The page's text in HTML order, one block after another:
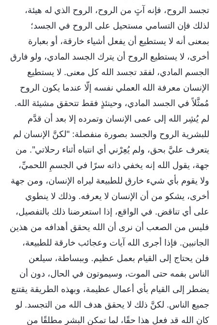
تجسد الروح، فإنه آتٍ من الروح، الروح الذي له هيئة،
لذلك فإن التسامي مستحيل على الروح في الجسد؛
بمعنى أنه لا يستطيع أن يفعل أشياء خارقة، أو بعبارة
أخرى، لا يستطيع الروح أن يترك الجسد المادي، ولو فارق
الجسم المادي، لفقد تجسد الله كل معنى. لا يستطيع
الإنسان معرفة الله العملي نفسه إلّا عندما يكون الروح
مُمثَّلاً في الجسد المادي، وحينئذٍ فقط تتحقق مشيئة الله.
لم يُشِر الله إلى عمى الإنسان وتمرده إلا بعد أن قدَّم
للبشرية الروح والجسد بصورة منفصلة: "لكنَّ الإنسان لم
يتعرف عليَّ بحق، ولم يُعِرْني أي انتباه أثناء رحلاتي". من
جهة، يقول الله إنه يخفي ذاته سرًا في الجسمِ اللحميِّ،
ولا يقوم بأي شيء خارق للطبيعة ليراه الإنسان، ومن جهة
أخرى، يشكو من أن الإنسان لا يعرفه. وذلك لا ينطوي
على أي تناقض. في الواقع، إذا استعرضنا ذلك بالتفصيل،
فليس من الصعب أن نرى أن الله يحقق أهدافه من هذين
الجانبين. فإذا أجرى الله آيات وعجائب خارقة للطبيعة،
فلن يحتاج إلى القيام بعمل عظيم. وببساطة، سيلعن
الناس بفمه حتى الموت، وسيموتون في الحال، دون أن
يضطر إلى القيام بأي أعمال عظيمة، وبهذه الطريقة يقتنع
جميع الناس. لكنَّ ذلك لا يحقق هدف الله من التجسد. لو
كان الله قد فعل هذا حقًا، لما تمكن البشر مطلقًا من